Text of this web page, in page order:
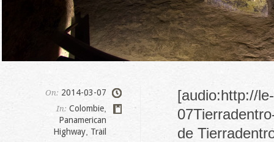
On: 2014-03-07
In: Colombie
Panamerican
Highway Trail
[audio:http://
de